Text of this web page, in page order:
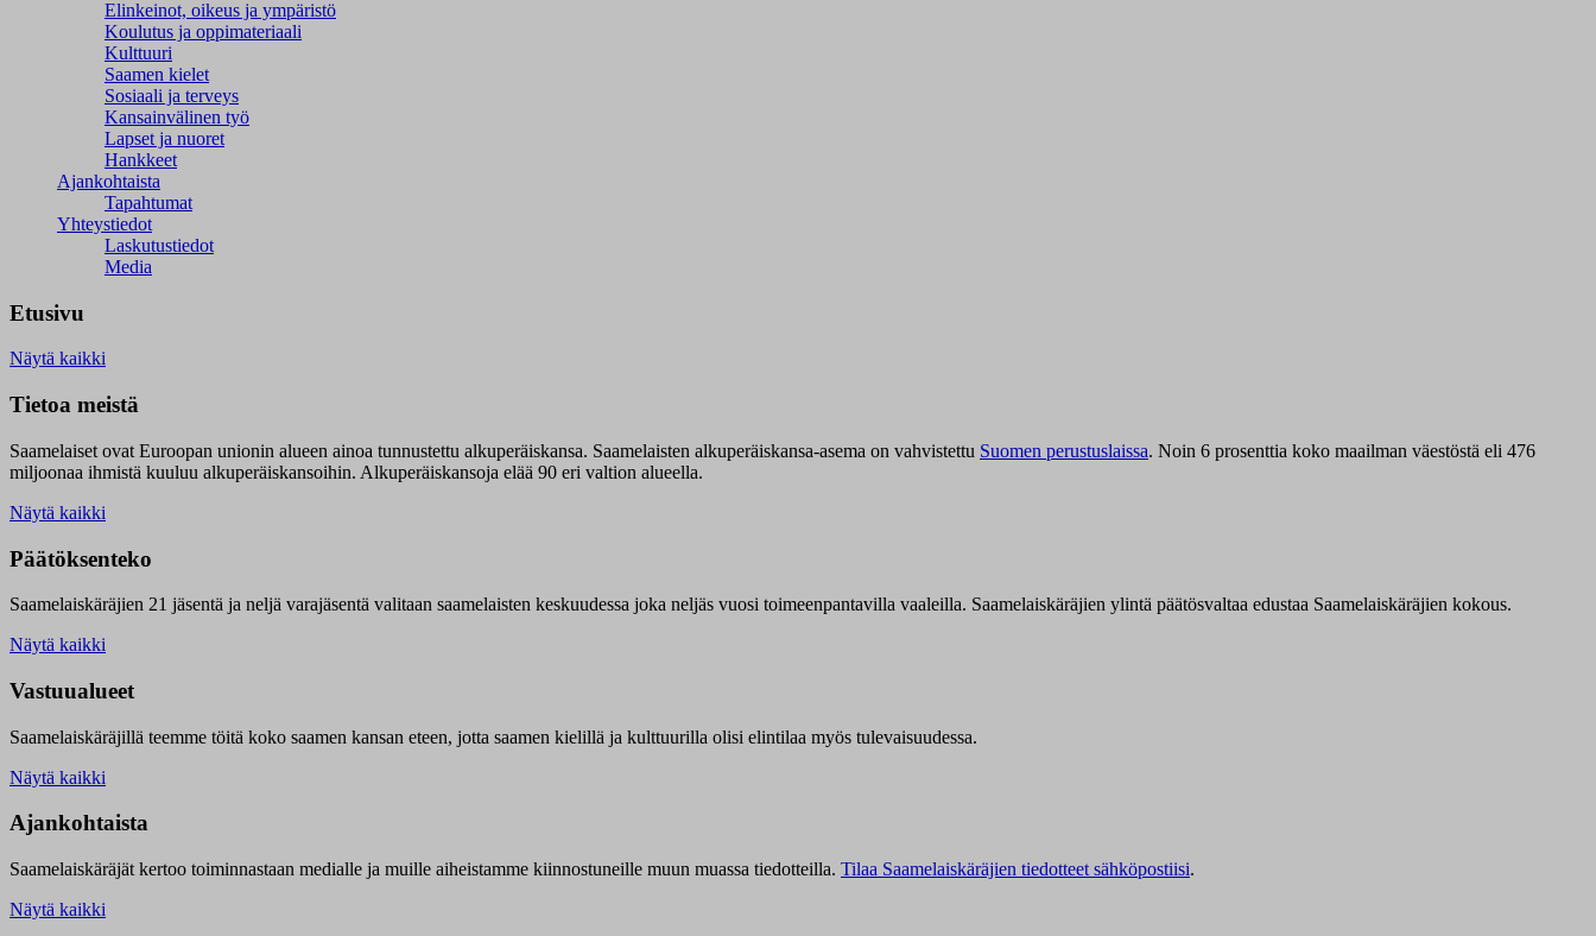
Elinkeinot, oikeus ja ympäristö
Koulutus ja oppimateriaali
Kulttuuri
Saamen kielet
Sosiaali ja terveys
Kansainvälinen työ
Lapset ja nuoret
Hankkeet
Ajankohtaista
Tapahtumat
Yhteystiedot
Laskutustiedot
Media
Etusivu
Näytä kaikki
Tietoa meistä
Saamelaiset ovat Euroopan unionin alueen ainoa tunnustettu alkuperäiskansa. Saamelaisten alkuperäiskansa-asema on vahvistettu Suomen perustuslaissa. Noin 6 prosenttia koko maailman väestöstä eli 476
miljoonaa ihmistä kuuluu alkuperäiskansoihin. Alkuperäiskansoja elää 90 eri valtion alueella.
Näytä kaikki
Päätöksenteko
Saamelaiskäräjien 21 jäsentä ja neljä varajäsentä valitaan saamelaisten keskuudessa joka neljäs vuosi toimeenpantavilla vaaleilla. Saamelaiskäräjien ylintä päätösvaltaa edustaa Saamelaiskäräjien kokous.
Näytä kaikki
Vastuualueet
Saamelaiskäräjillä teemme töitä koko saamen kansan eteen, jotta saamen kielillä ja kulttuurilla olisi elintilaa myös tulevaisuudessa.
Näytä kaikki
Ajankohtaista
Saamelaiskäräjät kertoo toiminnastaan medialle ja muille aiheistamme kiinnostuneille muun muassa tiedotteilla. Tilaa Saamelaiskäräjien tiedotteet sähköpostiisi.
Näytä kaikki